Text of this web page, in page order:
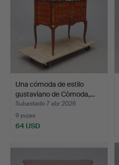
Una cómoda de estilo
gustaviano de Còmoda,…
Subastado 7 abr 2026
9 pujas
64 USD